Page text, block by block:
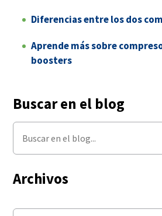
Diferencias entre los dos
Aprende más sobre
boosters
Buscar en el blog
Archivos